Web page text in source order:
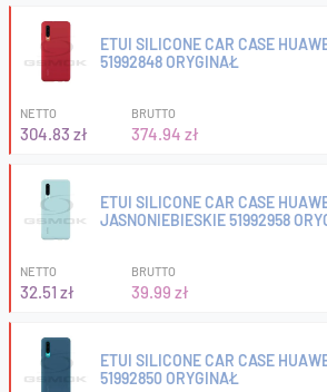
ETUI SILICONE CAR CASE
51992848 ORYGINAŁ
NETTO
304.83 zł
BRUTTO
374.94 zł
ETUI SILICONE CAR CASE
JASNONIEBIESKIE 51992958
NETTO
32.51 zł
BRUTTO
39.99 zł
ETUI SILICONE CAR CASE
51992850 ORYGINAŁ